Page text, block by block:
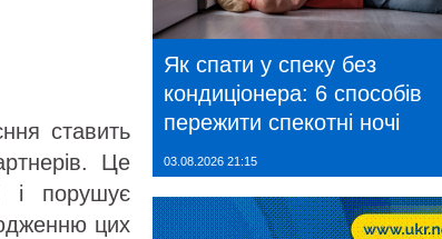
ставить
Це
і порушує
цих
Як спати у спеку без
кондиціонера: 6 способів
пережити спекотні ночі
03.08.2026 21:15